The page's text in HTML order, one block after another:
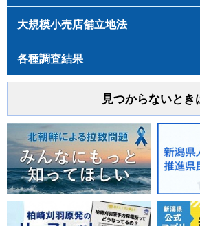
大規模小売店舗立地法
各種調査結果
見つからないとき